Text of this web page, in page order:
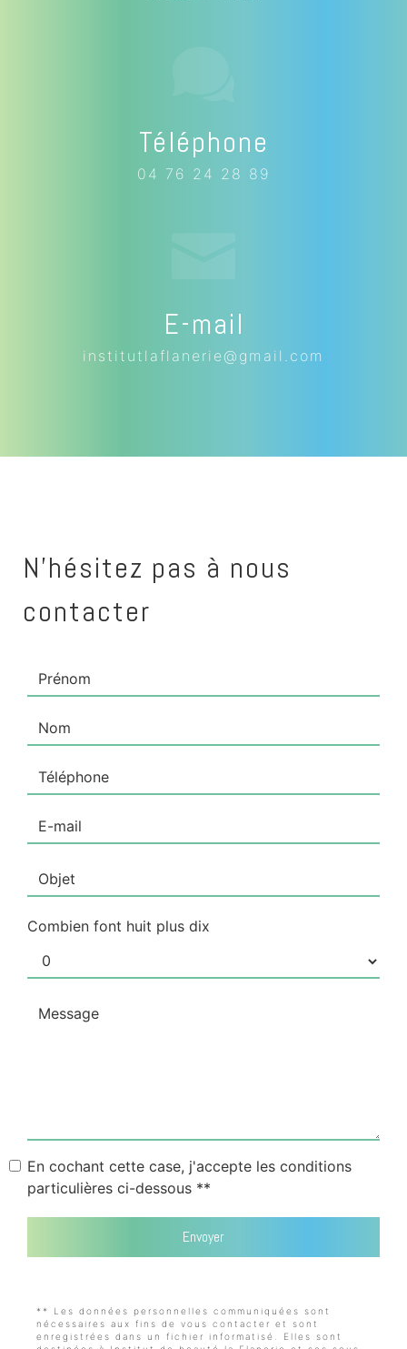
Téléphone
04 76 24 28 89
E-mail
institutlaflanerie@gmail.com
N'hésitez pas à nous
contacter
Combien font huit plus dix
En cochant cette case, j'accepte les conditions
particulières ci-dessous **
Envoyer
** Les données personnelles communiquées sont
nécessaires aux fins de vous contacter et sont
enregistrées dans un fichier informatisé. Elles sont